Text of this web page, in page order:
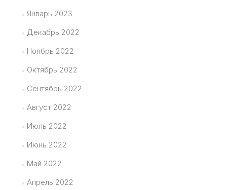
Январь 2023
Декабрь 2022
Ноябрь 2022
Октябрь 2022
Сентябрь 2022
Август 2022
Июль 2022
Июнь 2022
Май 2022
Апрель 2022